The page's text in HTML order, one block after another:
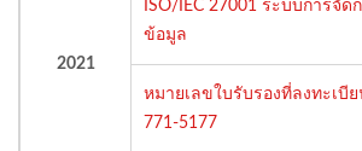
2021
ISO/IEC 27001 ระบบการจั
ข้อมูล
หมายเลขใบรับรองที่ลงทะเบี
771-5177